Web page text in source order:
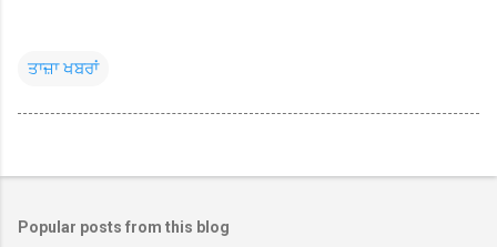
ਤਾਜ਼ਾ ਖਬਰਾਂ
Popular posts from this blog